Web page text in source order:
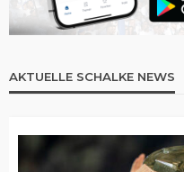
AKTUELLE SCHALKE NEWS